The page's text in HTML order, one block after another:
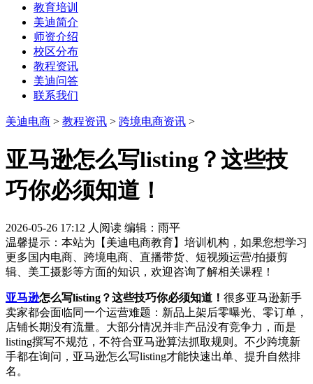
教育培训
美迪简介
师资介绍
校区分布
教程资讯
美迪问答
联系我们
美迪电商 > 教程资讯 > 跨境电商资讯 >
亚马逊怎么写listing？这些技
巧你必须知道！
2026-05-26 17:12 人阅读 编辑：雨平
温馨提示：本站为【美迪电商教育】培训机构，如果您想学习
更多国内电商、跨境电商、直播带货、短视频运营/拍摄剪
辑、美工摄影等方面的知识，欢迎咨询了解相关课程！
亚马逊怎么写listing？这些技巧你必须知道！ 很多亚马逊新手
卖家都会面临同一个运营难题：新品上架后零曝光、零订单，
店铺长期没有流量。大部分情况并非产品没有竞争力，而是
listing撰写不规范，不符合亚马逊算法抓取规则。不少跨境新
手都在询问，亚马逊怎么写listing才能快速出单、提升自然排
名。